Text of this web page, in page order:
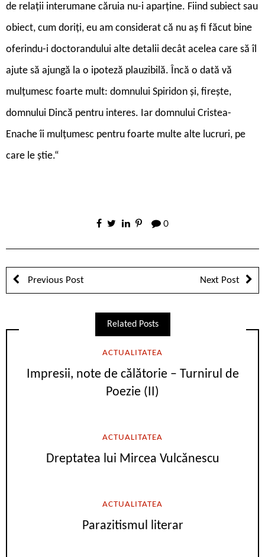
de relații interumane căruia nu-i aparține. Fiind subiect sau
obiect, cum doriți, eu am considerat că nu aș fi făcut bine
oferindu-i doctorandului alte detalii decât acelea care să îl
ajute să ajungă la o ipoteză plauzibilă. Încă o dată vă
mulțumesc foarte mult: domnului Spiridon și, firește,
domnului Dincă pentru interes. Iar domnului Cristea-
Enache îi mulțumesc pentru foarte multe alte lucruri, pe
care le știe.“
0
Previous Post Next Post
Related Posts
ACTUALITATEA
Impresii, note de călătorie – Turnirul de
Poezie (II)
ACTUALITATEA
Dreptatea lui Mircea Vulcănescu
ACTUALITATEA
Parazitismul literar